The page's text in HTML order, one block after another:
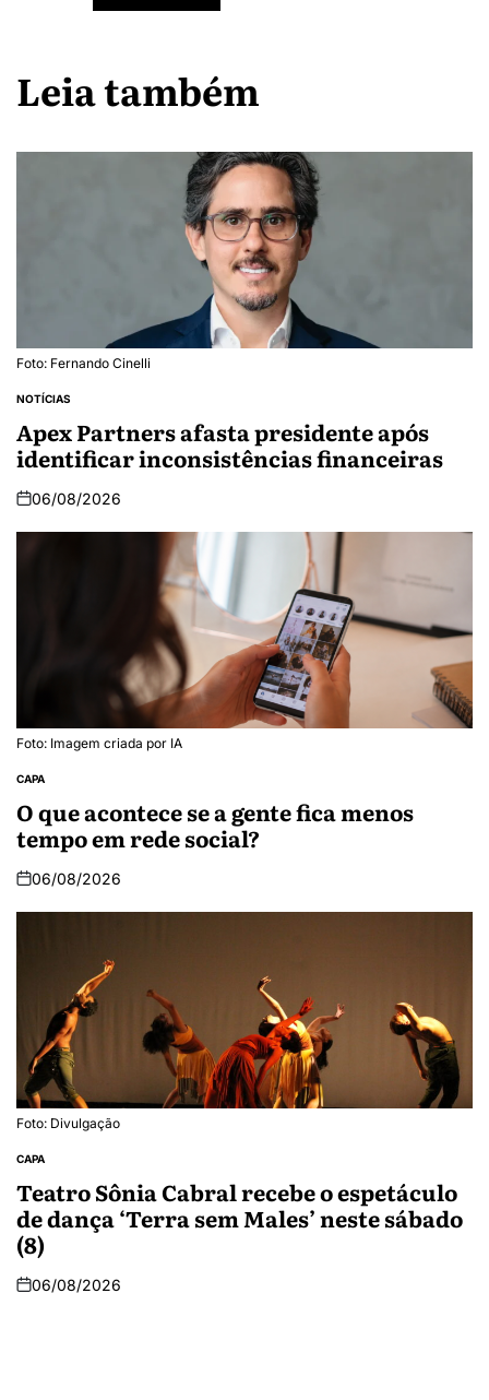
Leia também
Foto: Fernando Cinelli
NOTÍCIAS
Apex Partners afasta presidente após
identificar inconsistências financeiras
06/08/2026
Foto: Imagem criada por IA
CAPA
O que acontece se a gente fica menos
tempo em rede social?
06/08/2026
Foto: Divulgação
CAPA
Teatro Sônia Cabral recebe o espetáculo
de dança ‘Terra sem Males’ neste sábado
(8)
06/08/2026